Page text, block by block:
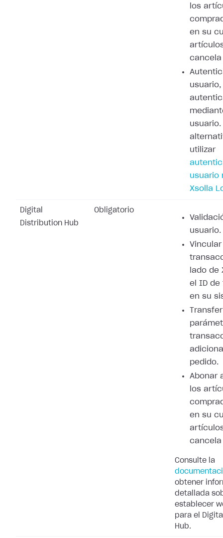
los
en su
cancela
usuario.
utilizar
usuario
Xsolla
Digital
Distribution Hub
Obligatorio
usuario.
lado de
el ID de
en su
pedido.
Abonar
los
en su
cancela
Consulte la
obtener
detallada
establecer
para el
Hub.